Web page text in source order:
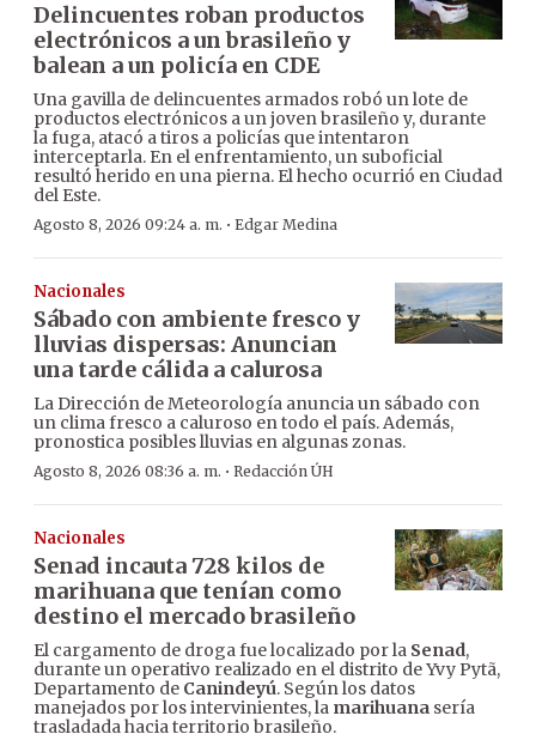
Delincuentes roban productos
electrónicos a un brasileño y
balean a un policía en CDE
Una gavilla de delincuentes armados robó un lote de
productos electrónicos a un joven brasileño y, durante
la fuga, atacó a tiros a policías que intentaron
interceptarla. En el enfrentamiento, un suboficial
resultó herido en una pierna. El hecho ocurrió en Ciudad
del Este.
Agosto 8, 2026 09:24 a. m. · Edgar Medina
Nacionales
Sábado con ambiente fresco y
lluvias dispersas: Anuncian
una tarde cálida a calurosa
La Dirección de Meteorología anuncia un sábado con
un clima fresco a caluroso en todo el país. Además,
pronostica posibles lluvias en algunas zonas.
Agosto 8, 2026 08:36 a. m. · Redacción ÚH
Nacionales
Senad incauta 728 kilos de
marihuana que tenían como
destino el mercado brasileño
El cargamento de droga fue localizado por la Senad,
durante un operativo realizado en el distrito de Yvy Pytã,
Departamento de Canindeyú. Según los datos
manejados por los intervinientes, la marihuana sería
trasladada hacia territorio brasileño.